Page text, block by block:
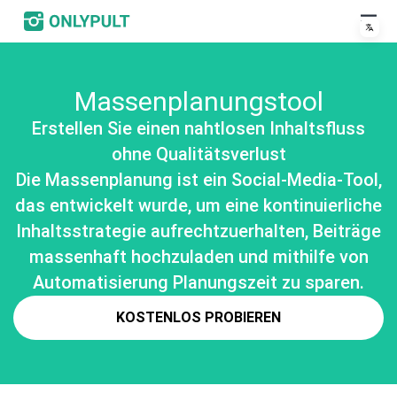
Massenplanungstool
Erstellen Sie einen nahtlosen Inhaltsfluss
ohne Qualitätsverlust
Die Massenplanung ist ein Social-Media-Tool,
das entwickelt wurde, um eine kontinuierliche
Inhaltsstrategie aufrechtzuerhalten, Beiträge
massenhaft hochzuladen und mithilfe von
Automatisierung Planungszeit zu sparen.
KOSTENLOS PROBIEREN